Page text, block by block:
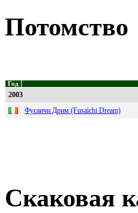
Потомство
Год
2003
Фусаичи Дрим (Fusaichi Dream)
Скаковая